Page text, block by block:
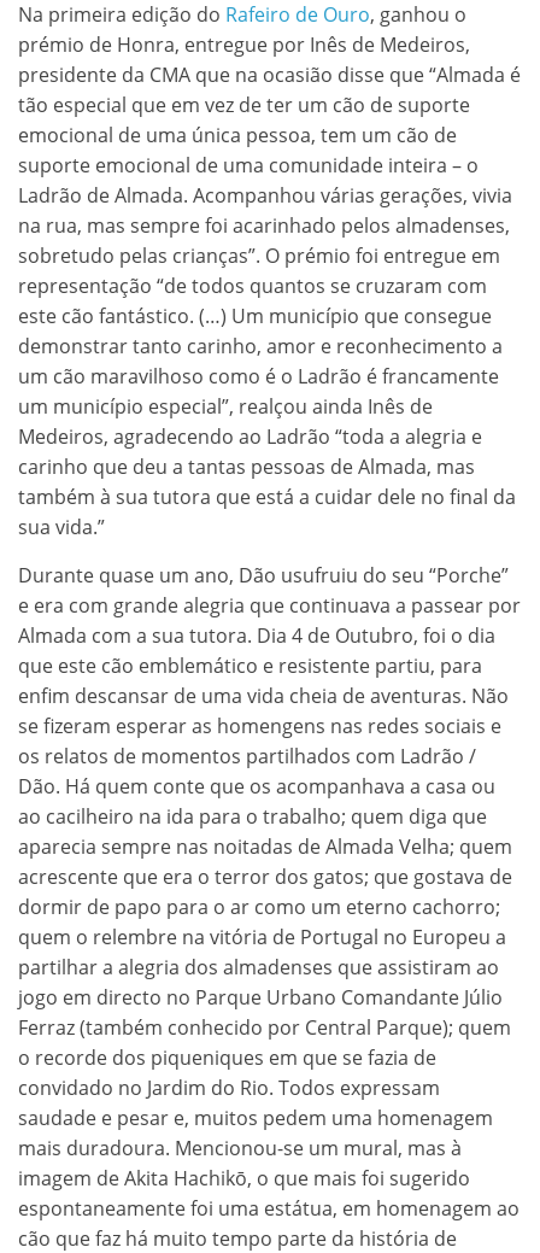
Na primeira edição do Rafeiro de Ouro, ganhou o
prémio de Honra, entregue por Inês de Medeiros,
presidente da CMA que na ocasião disse que “Almada é
tão especial que em vez de ter um cão de suporte
emocional de uma única pessoa, tem um cão de
suporte emocional de uma comunidade inteira – o
Ladrão de Almada. Acompanhou várias gerações, vivia
na rua, mas sempre foi acarinhado pelos almadenses,
sobretudo pelas crianças”. O prémio foi entregue em
representação “de todos quantos se cruzaram com
este cão fantástico. (…) Um município que consegue
demonstrar tanto carinho, amor e reconhecimento a
um cão maravilhoso como é o Ladrão é francamente
um município especial”, realçou ainda Inês de
Medeiros, agradecendo ao Ladrão “toda a alegria e
carinho que deu a tantas pessoas de Almada, mas
também à sua tutora que está a cuidar dele no final da
sua vida.”
Durante quase um ano, Dão usufruiu do seu “Porche”
e era com grande alegria que continuava a passear por
Almada com a sua tutora. Dia 4 de Outubro, foi o dia
que este cão emblemático e resistente partiu, para
enfim descansar de uma vida cheia de aventuras. Não
se fizeram esperar as homengens nas redes sociais e
os relatos de momentos partilhados com Ladrão /
Dão. Há quem conte que os acompanhava a casa ou
ao cacilheiro na ida para o trabalho; quem diga que
aparecia sempre nas noitadas de Almada Velha; quem
acrescente que era o terror dos gatos; que gostava de
dormir de papo para o ar como um eterno cachorro;
quem o relembre na vitória de Portugal no Europeu a
partilhar a alegria dos almadenses que assistiram ao
jogo em directo no Parque Urbano Comandante Júlio
Ferraz (também conhecido por Central Parque); quem
o recorde dos piqueniques em que se fazia de
convidado no Jardim do Rio. Todos expressam
saudade e pesar e, muitos pedem uma homenagem
mais duradoura. Mencionou-se um mural, mas à
imagem de Akita Hachikō, o que mais foi sugerido
espontaneamente foi uma estátua, em homenagem ao
cão que faz há muito tempo parte da história de